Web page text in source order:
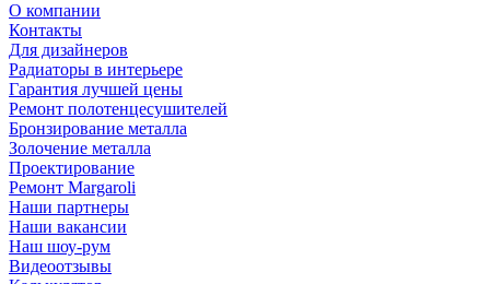
О компании
Контакты
Для дизайнеров
Радиаторы в интерьере
Гарантия лучшей цены
Ремонт полотенцесушителей
Бронзирование металла
Золочение металла
Проектирование
Ремонт Margaroli
Наши партнеры
Наши вакансии
Наш шоу-рум
Видеоотзывы